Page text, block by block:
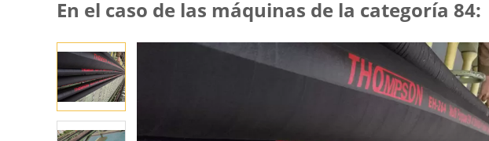
En el caso de las máquinas de la categoría 84: